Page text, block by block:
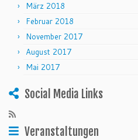
März 2018
Februar 2018
November 2017
August 2017
Mai 2017
Social Media Links
Veranstaltungen